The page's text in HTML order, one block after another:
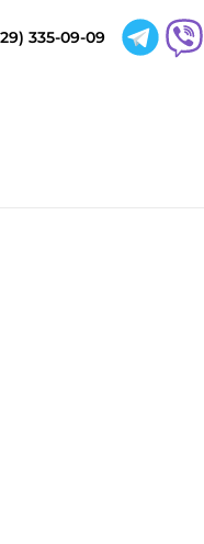
335-09-09